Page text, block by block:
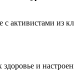
с активистами из
и